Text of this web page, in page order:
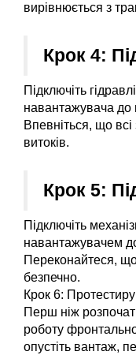
вирівнюється з
Крок 4:
Підключіть
навантажувача до
Впевніться, що
витоків.
Крок 5:
Підключіть
навантажувачем
Переконайтеся,
безпечно.
Крок 6:
Перш ніж
роботу
опустіть вантаж,